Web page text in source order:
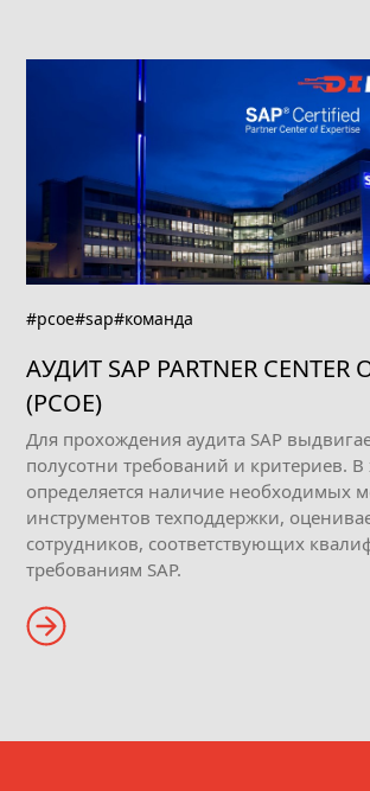
#pcoe#sap#команда
АУДИТ SAP PARTNER CENTER
(PCOE)
Для прохождения аудита SAP
полусотни требований и критериев. В
определяется наличие необходимых
инструментов техподдержки,
сотрудников, соответствующих
требованиям SAP.